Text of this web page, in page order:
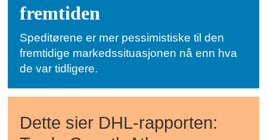
fremtiden
Speditørene er mer pessimistiske til den
fremtidige markedssituasjonen nå enn hva
de var tidligere.
Dette sier DHL-rapporten: